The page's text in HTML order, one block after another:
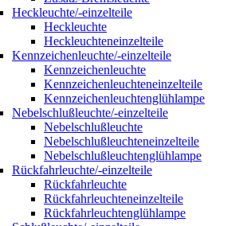
Heckleuchte/-einzelteile
Heckleuchte
Heckleuchteneinzelteile
Kennzeichenleuchte/-einzelteile
Kennzeichenleuchte
Kennzeichenleuchteneinzelteile
Kennzeichenleuchtenglühlampe
Nebelschlußleuchte/-einzelteile
Nebelschlußleuchte
Nebelschlußleuchteneinzelteile
Nebelschlußleuchtenglühlampe
Rückfahrleuchte/-einzelteile
Rückfahrleuchte
Rückfahrleuchteneinzelteile
Rückfahrleuchtenglühlampe